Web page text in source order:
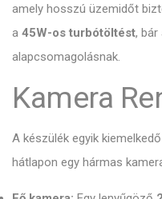
amely hosszú üzemidőt
a 45W-os turbótöltést,
alapcsomagolásnak.
Kamera
A készülék egyik
hátlapon egy hármas